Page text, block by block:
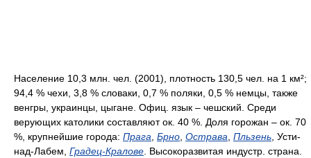
Население 10,3 млн. чел. (2001), плотность 130,5 чел. на 1 км²;
94,4 % чехи, 3,8 % словаки, 0,7 % поляки, 0,5 % немцы, также
венгры, украинцы, цыгане. Офиц. язык – чешский. Среди
верующих католики составляют ок. 40 %. Доля горожан – ок. 70
%, крупнейшие города: Прага Брно Острава Пльзень , Усти-
над-Лабем, Градец-Кралове . Высокоразвитая индустр. страна.